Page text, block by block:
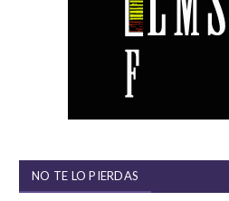
NO TE LO PIERDAS